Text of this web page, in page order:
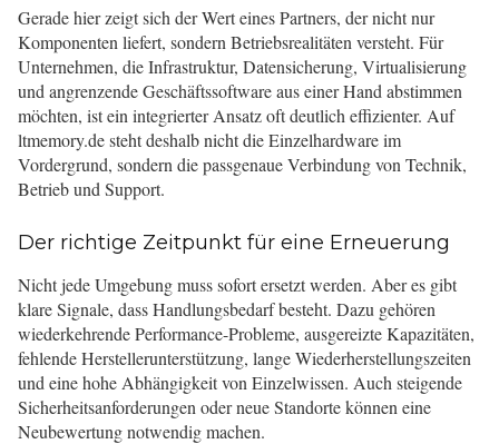
Gerade hier zeigt sich der Wert eines Partners, der nicht nur
Komponenten liefert, sondern Betriebsrealitäten versteht. Für
Unternehmen, die Infrastruktur, Datensicherung, Virtualisierung
und angrenzende Geschäftssoftware aus einer Hand abstimmen
möchten, ist ein integrierter Ansatz oft deutlich effizienter. Auf
ltmemory.de steht deshalb nicht die Einzelhardware im
Vordergrund, sondern die passgenaue Verbindung von Technik,
Betrieb und Support.
Der richtige Zeitpunkt für eine Erneuerung
Nicht jede Umgebung muss sofort ersetzt werden. Aber es gibt
klare Signale, dass Handlungsbedarf besteht. Dazu gehören
wiederkehrende Performance-Probleme, ausgereizte Kapazitäten,
fehlende Herstellerunterstützung, lange Wiederherstellungszeiten
und eine hohe Abhängigkeit von Einzelwissen. Auch steigende
Sicherheitsanforderungen oder neue Standorte können eine
Neubewertung notwendig machen.